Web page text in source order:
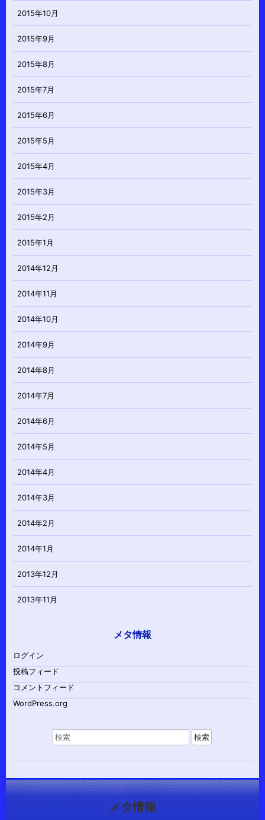
2015年10月
2015年9月
2015年8月
2015年7月
2015年6月
2015年5月
2015年4月
2015年3月
2015年2月
2015年1月
2014年12月
2014年11月
2014年10月
2014年9月
2014年8月
2014年7月
2014年6月
2014年5月
2014年4月
2014年3月
2014年2月
2014年1月
2013年12月
2013年11月
メタ情報
ログイン
投稿フィード
コメントフィード
WordPress.org
索
象:
メタ情報